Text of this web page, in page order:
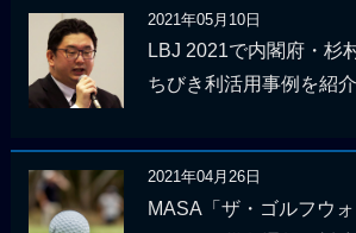
2021年05月10日
LBJ 2021で内閣府・杉
ちびき利活用事例を紹介
2021年04月26日
MASA「ザ・ゴルフウ